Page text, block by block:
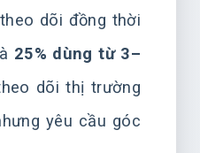
dõi đồng thời
25% dùng từ 3–
dõi thị trường
yêu cầu góc